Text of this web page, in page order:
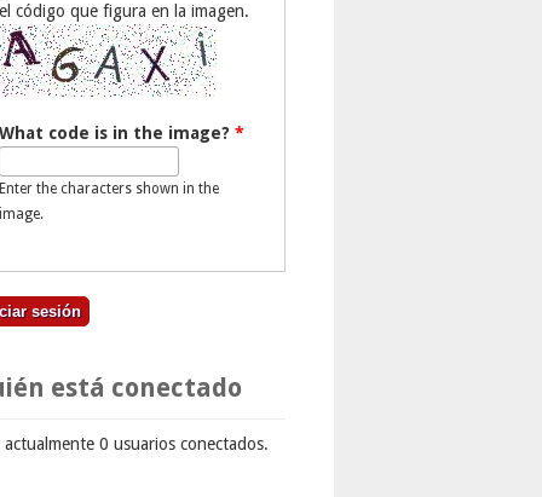
el código que figura en la imagen.
What code is in the image? *
Enter the characters shown in the
image.
está conectado
actualmente 0 usuarios conectados.